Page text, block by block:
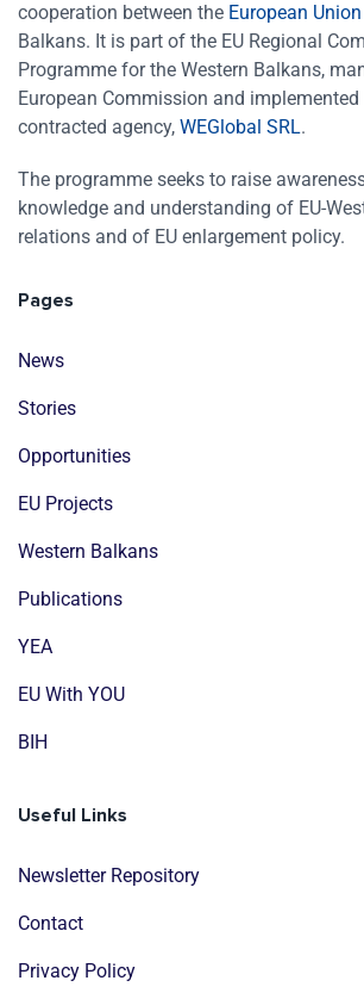
cooperation between the European Union
Balkans. It is part of the EU Regional
Programme for the Western Balkans,
European Commission and implemented
contracted agency, WEGlobal SRL.
The programme seeks to raise
knowledge and understanding of EU-
relations and of EU enlargement policy.
Pages
News
Stories
Opportunities
EU Projects
Western Balkans
Publications
YEA
EU With YOU
BIH
Useful Links
Newsletter Repository
Contact
Privacy Policy